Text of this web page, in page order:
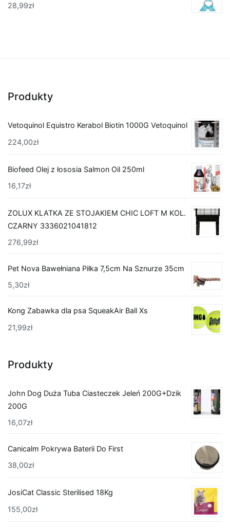
28,99zł
Produkty
Vetoquinol Equistro Kerabol Biotin 1000G Vetoquinol
224,00zł
Biofeed Olej z łososia Salmon Oil 250ml
16,17zł
ZOLUX KLATKA ZE STOJAKIEM CHIC LOFT M KOL.
CZARNY 3336021041812
276,99zł
Pet Nova Bawełniana Piłka 7,5cm Na Sznurze 35cm
5,30zł
Kong Zabawka dla psa SqueakAir Ball Xs
21,99zł
Produkty
John Dog Duża Tuba Ciasteczek Jeleń 200G+Dzik
200G
16,07zł
Canicalm Pokrywa Baterii Do First
38,00zł
JosiCat Classic Sterilised 18Kg
155,00zł